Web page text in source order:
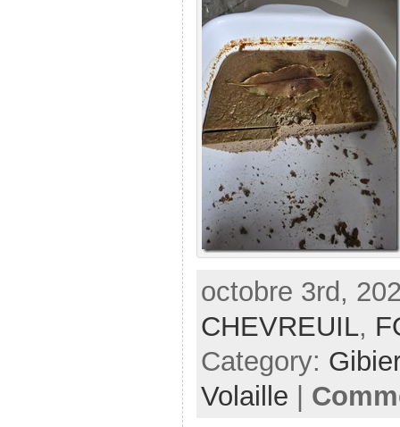
octobre 3rd,
CHEVREUIL,
Category:
Volaille